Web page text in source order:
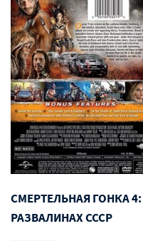
СМЕРТЕЛЬНАЯ ГОНКА
РАЗВАЛИНАХ СССР